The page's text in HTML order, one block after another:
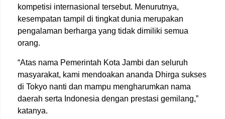
kompetisi internasional tersebut. Menurutnya,
kesempatan tampil di tingkat dunia merupakan
pengalaman berharga yang tidak dimiliki semua
orang.
“Atas nama Pemerintah Kota Jambi dan seluruh
masyarakat, kami mendoakan ananda Dhirga sukses
di Tokyo nanti dan mampu mengharumkan nama
daerah serta Indonesia dengan prestasi gemilang,”
katanya.